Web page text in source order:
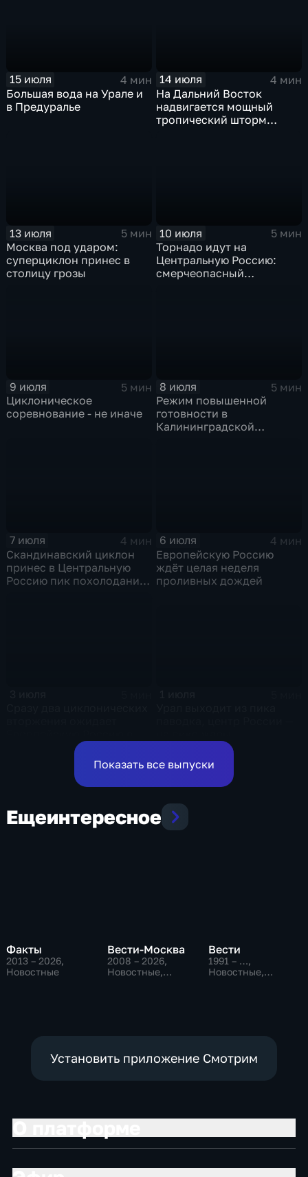
15 июля
4 мин
Большая вода на Урале и
в Предуралье
14 июля
4 мин
На Дальний Восток
надвигается мощный
тропический шторм
13 июля
5 мин
Москва под ударом:
суперциклон принес в
столицу грозы
10 июля
5 мин
Торнадо идут на
Центральную Россию:
смерчеопасный
9 июля
5 мин
Циклоническое
соревнование - не иначе
8 июля
5 мин
Режим повышенной
готовности в
Калининградской
7 июля
4 мин
Скандинавский циклон
принес в Центральную
Россию пик похолодания
6 июля
4 мин
Европейскую Россию
ждёт целая неделя
проливных дождей
оставшиеся дни недели
Показать все выпуски
Ещеинтересное
Факты
2013 – 2026,
Новостные
Вести-Москва
2008 – 2026,
Новостные,
Вести
1991 – …,
Новостные,
Установить приложение Смотрим